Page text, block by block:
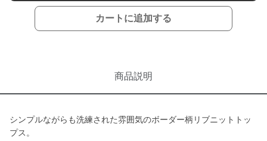
カートに追加する
商品説明
シンプルながらも洗練された雰囲気のボーダー柄リブニットトッ
プス。